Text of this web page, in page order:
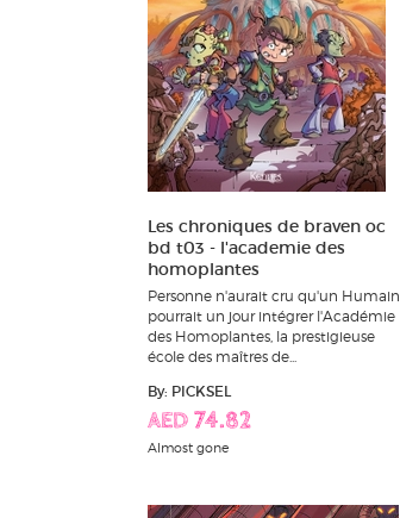
Les chroniques de braven oc
bd t03 - l'academie des
homoplantes
Personne n'aurait cru qu'un Humain
pourrait un jour intégrer l'Académie
des Homoplantes, la prestigieuse
école des maîtres de...
By: PICKSEL
AED 74.82
Almost gone